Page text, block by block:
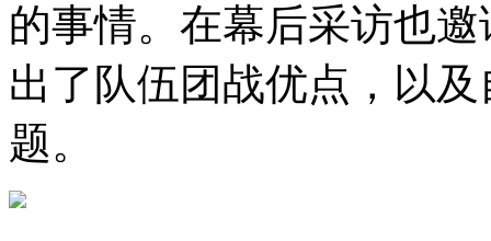
的事情。在幕后采访也
出了队伍团战优点，以
题。